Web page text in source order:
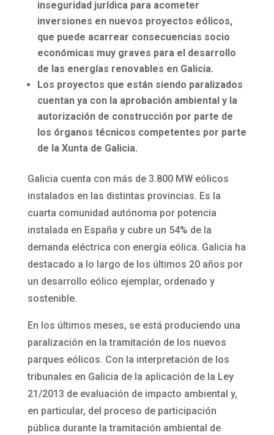
inseguridad jurídica para acometer
inversiones en nuevos proyectos eólicos,
que puede acarrear consecuencias socio
económicas muy graves para el desarrollo
de las energías renovables en Galicia.
Los proyectos que están siendo paralizados
cuentan ya con la aprobación ambiental y la
autorización de construcción por parte de
los órganos técnicos competentes por parte
de la Xunta de Galicia.
Galicia cuenta con más de 3.800 MW eólicos
instalados en las distintas provincias. Es la
cuarta comunidad autónoma por potencia
instalada en España y cubre un 54% de la
demanda eléctrica con energía eólica. Galicia ha
destacado a lo largo de los últimos 20 años por
un desarrollo eólico ejemplar, ordenado y
sostenible.
En los últimos meses, se está produciendo una
paralización en la tramitación de los nuevos
parques eólicos. Con la interpretación de los
tribunales en Galicia de la aplicación de la Ley
21/2013 de evaluación de impacto ambiental y,
en particular, del proceso de participación
pública durante la tramitación ambiental de